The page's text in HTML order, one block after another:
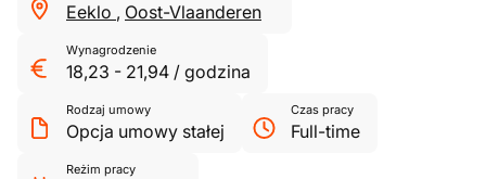
Eeklo , Oost-Vlaanderen
Wynagrodzenie
18,23 - 21,94 / godzina
Rodzaj umowy
Opcja umowy stałej
Czas pracy
Full-time
Reżim pracy